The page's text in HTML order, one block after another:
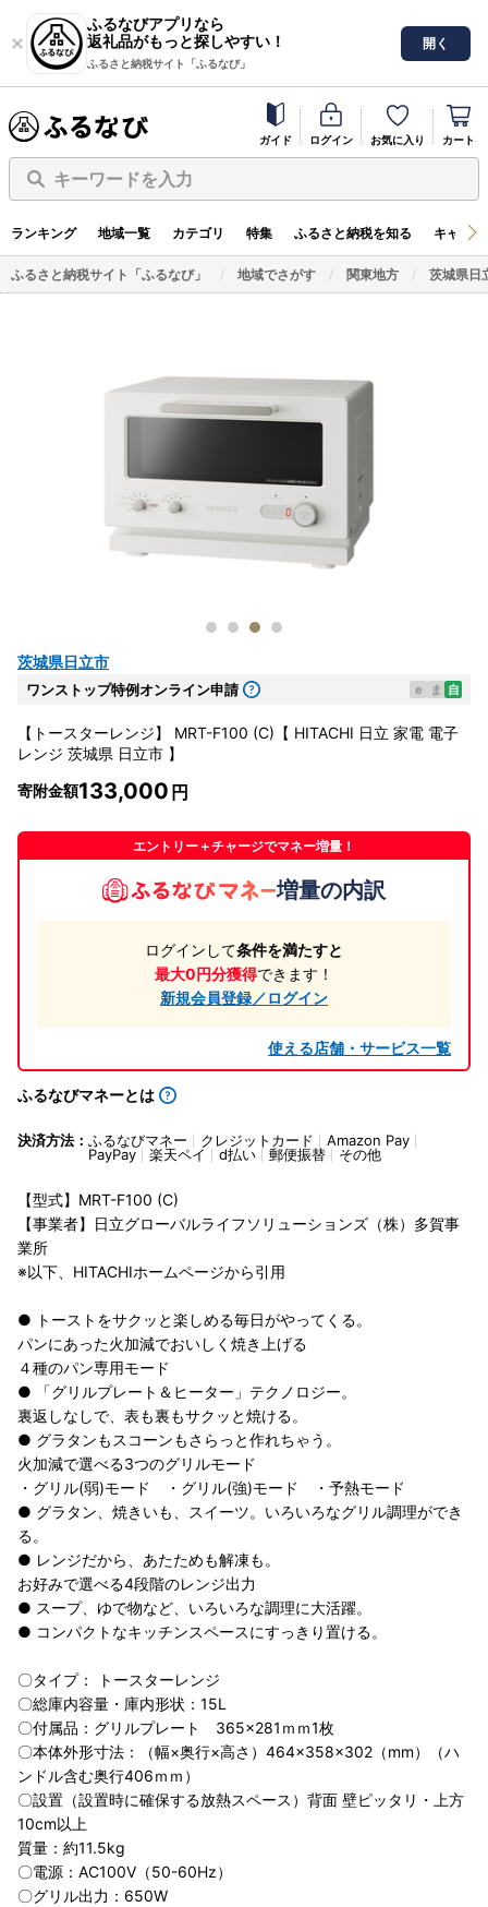
ふるなびアプリなら
返礼品がもっと探しやすい！
ふるさと納税サイト「ふるなび」
開く
ガイド ログイン お気に入り カート
キーワードを入力
ランキング 地域一覧 カテゴリ 特集 ふるさと納税を知る キャン
ふるさと納税サイト「ふるなび」 地域でさがす 関東地方 茨城県日
茨城県日立市
ワンストップ特例オンライン申請 e ま 自
【トースターレンジ】 MRT-F100 (C)【 HITACHI 日立 家電 電子
レンジ 茨城県 日立市 】
寄附金額133,000
エントリー＋チャージでマネー増量！
増量の内訳
ログインして条件を満たすと
最大0円分獲得できます！
新規会員登録／ログイン
使える店舗・サービス一覧
ふるなびマネーとは
決済方法： ふるなびマネー クレジットカード
Amazon Pay
PayPay
楽天ペイ d払い 郵便振替 その他
【型式】MRT-F100 (C)
【事業者】日立グローバルライフソリューションズ（株）多賀事
業所
※以下、HITACHIホームページから引用
● トーストをサクッと楽しめる毎日がやってくる。
パンにあった火加減でおいしく焼き上げる
４種のパン専用モード
● 「グリルプレート＆ヒーター」テクノロジー。
裏返しなしで、表も裏もサクッと焼ける。
● グラタンもスコーンもさらっと作れちゃう。
火加減で選べる3つのグリルモード
・グリル(弱)モード ・グリル(強)モード ・予熱モード
● グラタン、焼きいも、スイーツ。いろいろなグリル調理ができ
る。
● レンジだから、あたためも解凍も。
お好みで選べる4段階のレンジ出力
● スープ、ゆで物など、いろいろな調理に大活躍。
● コンパクトなキッチンスペースにすっきり置ける。
〇タイプ： トースターレンジ
〇総庫内容量・庫内形状：15L
〇付属品：グリルプレート 365×281ｍｍ1枚
〇本体外形寸法：（幅×奥行×高さ）464×358×302（mm）（ハ
ンドル含む奥行406ｍｍ）
〇設置（設置時に確保する放熱スペース）背面 壁ピッタリ・上方
10cm以上
質量：約11.5kg
〇電源：AC100V（50-60Hz）
〇グリル出力：650W